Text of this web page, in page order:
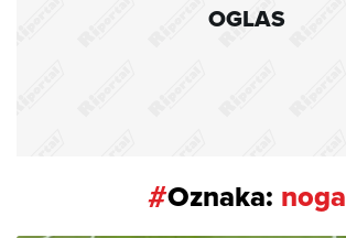
OGLAS
#Oznaka: noga